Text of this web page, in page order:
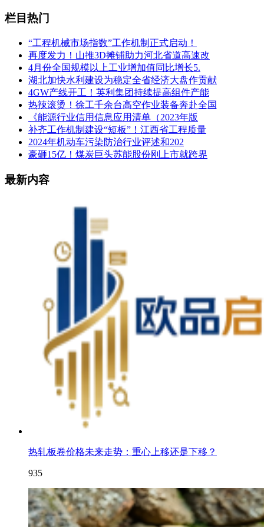
栏目热门
“工程机械市场指数”工作机制正式启动！
再度发力！山推3D摊铺助力河北省道高速改
4月份全国规模以上工业增加值同比增长5.
湖北加快水利建设为稳定全省经济大盘作贡献
4GW产线开工！英利集团持续提高组件产能
热辣滚烫！徐工千余台高空作业装备奔赴全国
《能源行业信用信息应用清单（2023年版
补齐工作机制建设“短板”！江西省工程质量
2024年机动车污染防治行业评述和202
豪砸15亿！煤炭巨头苏能股份刚上市就跨界
最新内容
热轧板卷价格未来走势：重心上移还是下移？
935